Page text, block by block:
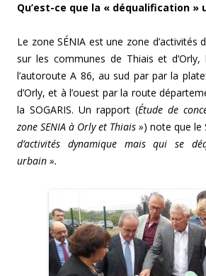
Qu’est-ce que la « déqualification »
Le zone SÉNIA est une zone d’activités
sur les communes de Thiais et
l’autoroute A 86, au sud par par la
d’Orly, et à l’ouest par la route
la SOGARIS. Un rapport (Étude de
zone SENIA à Orly et Thiais ») note que le
d’activités dynamique mais qui se
urbain ».